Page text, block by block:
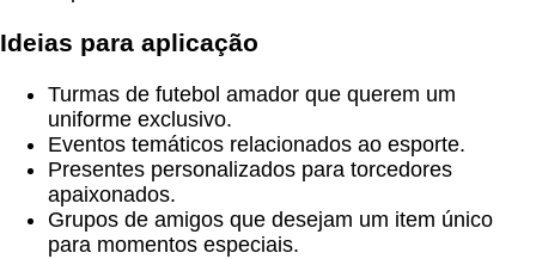
Ideias para aplicação
Turmas de futebol amador que querem um
uniforme exclusivo.
Eventos temáticos relacionados ao esporte.
Presentes personalizados para torcedores
apaixonados.
Grupos de amigos que desejam um item único
para momentos especiais.